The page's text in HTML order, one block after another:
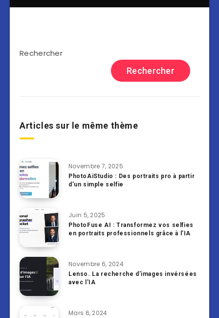
Rechercher
Rechercher
Articles sur le même thème
Novembre 7, 2025
PhotoAiStudio : Des portraits pro à partir
d’un simple selfie
Juin 5, 2025
PhotoFuse AI : Transformez vos selfies
en portraits professionnels grâce à l’IA
Novembre 6, 2024
Lenso. La recherche d’images invérsées
avec l’IA
Mars 6, 2024